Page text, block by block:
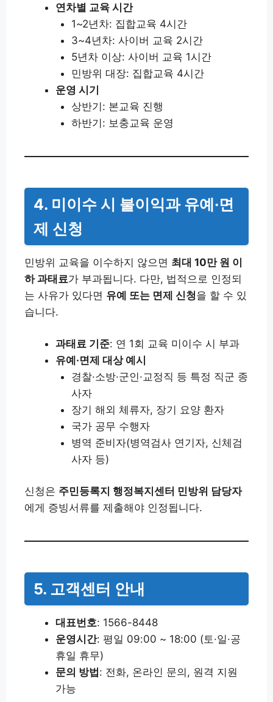
연차별 교육 시간
1~2년차: 집합교육 4시간
3~4년차: 사이버 교육 2시간
5년차 이상: 사이버 교육 1시간
민방위 대장: 집합교육 4시간
운영 시기
상반기: 본교육 진행
하반기: 보충교육 운영
4. 미이수 시 불이익과 유예·면
제 신청
민방위 교육을 이수하지 않으면 최대 10만 원 이
하 과태료가 부과됩니다. 다만, 법적으로 인정되
는 사유가 있다면 유예 또는 면제 신청을 할 수 있
습니다.
과태료 기준: 연 1회 교육 미이수 시 부과
유예·면제 대상 예시
경찰·소방·군인·교정직 등 특정 직군 종
사자
장기 해외 체류자, 장기 요양 환자
국가 공무 수행자
병역 준비자(병역검사 연기자, 신체검
사자 등)
신청은 주민등록지 행정복지센터 민방위 담당자
에게 증빙서류를 제출해야 인정됩니다.
5. 고객센터 안내
대표번호: 1566-8448
운영시간: 평일 09:00 ~ 18:00 (토·일·공
휴일 휴무)
문의 방법 : 전화, 온라인 문의, 원격 지원
가능